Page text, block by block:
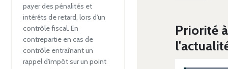
payer des pénalités et
intérêts de retard, lors d'un
contrôle fiscal. En
contrepartie en cas de
contrôle entraînant un
rappel d'impôt sur un point
Priorité à